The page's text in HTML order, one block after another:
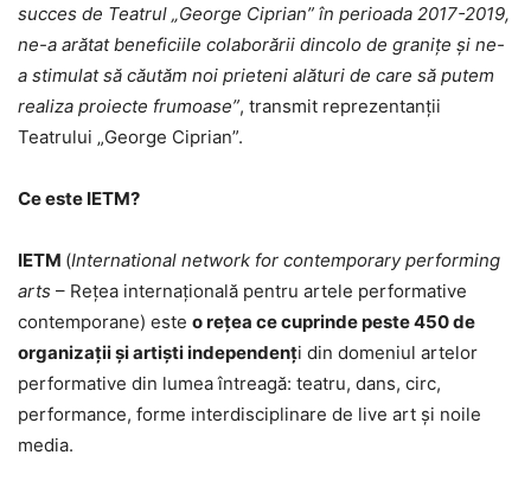
succes de Teatrul „George Ciprian” în perioada 2017-2019,
ne-a arătat beneficiile colaborării dincolo de granițe și ne-
a stimulat să căutăm noi prieteni alături de care să putem
realiza proiecte frumoase”, transmit reprezentanții
Teatrului „George Ciprian”.
Ce este IETM?
IETM (International network for contemporary performing
arts – Rețea internațională pentru artele performative
contemporane) este o rețea ce cuprinde peste 450 de
organizații și artiști independenți din domeniul artelor
performative din lumea întreagă: teatru, dans, circ,
performance, forme interdisciplinare de live art și noile
media.